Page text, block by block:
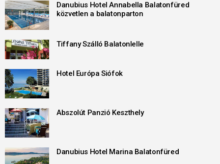
Danubius Hotel Annabella Balatonfüred
közvetlen a balatonparton
Tiffany Szálló Balatonlelle
Hotel Európa Siófok
Abszolút Panzió Keszthely
Danubius Hotel Marina Balatonfüred